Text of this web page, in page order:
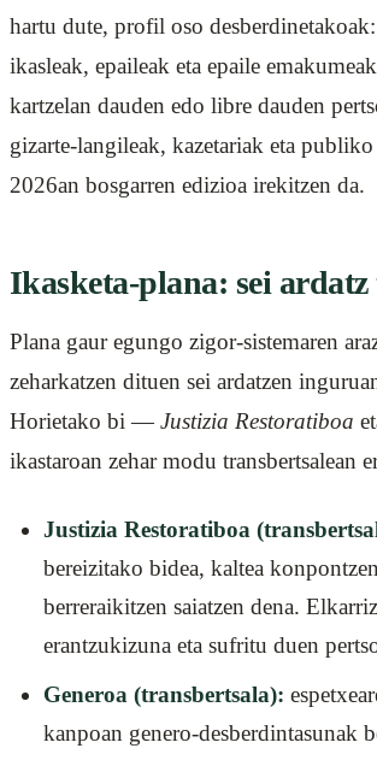
hartu dute, profil oso
ikasleak, epaileak eta epaile
kartzelan dauden edo libre dauden
gizarte-langileak, kazetariak eta
2026an bosgarren edizioa irekitzen da.
Ikasketa-plana: sei
Plana gaur egungo zigor-sistemaren
zeharkatzen dituen sei ardatzen
Horietako bi —Justizia Restoratiboa
ikastaroan zehar modu transbertsalean
Justizia Restoratiboa
bereizitako bidea, kaltea
berreraikitzen saiatzen dena.
erantzukizuna eta sufritu duen
Generoa (transbertsala):
kanpoan genero-desberdintasunak